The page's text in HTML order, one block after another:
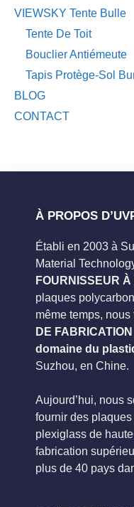
VIEWSKY Tente Bulle
Tente De Toit
Bouclier Antiémeute
Tapis Protège-Sol
BLOG
CONTACT
À PROPOS
Établi en 2003 à
Material
FOURNISSEUR
plaques
même temps,
DE
domaine du
Suzhou, en Chine.
Aujourd’hui, nous
fournir des
plexiglass de
fabrication
plus de 40 pays